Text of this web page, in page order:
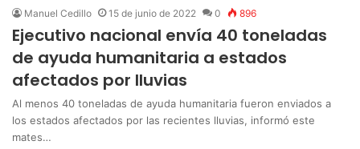
Manuel Cedillo 15 de junio de 2022 0 896
Ejecutivo nacional envía 40 toneladas
de ayuda humanitaria a estados
afectados por lluvias
Al menos 40 toneladas de ayuda humanitaria fueron enviados a
los estados afectados por las recientes lluvias, informó este
mates…